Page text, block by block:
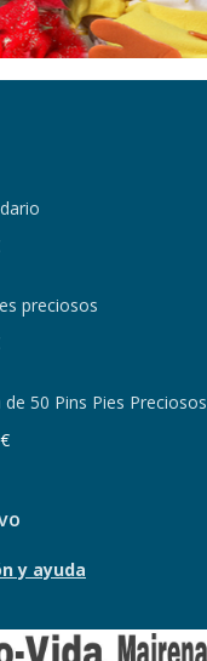
preciosos
de 50 Pins Pies Preciosos
€
y ayuda